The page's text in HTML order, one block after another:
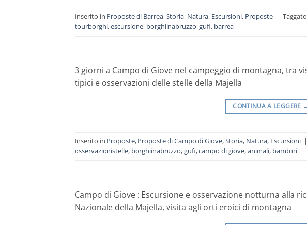
Inserito in Proposte di Barrea,Storia, Natura, Escursioni, Proposte | Taggato
tourborghi,escursione, borghiinabruzzo,gufi, barrea
3 giorni a Campo di Giove nel campeggio di montagna, tra
tipici e osservazioni delle stelle della Majella
CONTINUA A LEGGERE
Inserito in Proposte, Proposte di Campo di Giove,Storia, Natura, Escursioni |
osservazionistelle, borghiinabruzzo,gufi,campo di giove,animali, bambini
Campo di Giove : Escursione e osservazione notturna alla
Nazionale della Majella, visita agli orti eroici di montagna